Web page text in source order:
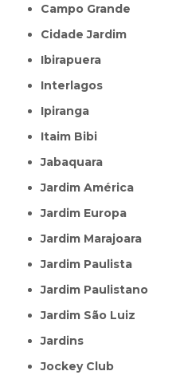
Campo Grande
Cidade Jardim
Ibirapuera
Interlagos
Ipiranga
Itaim Bibi
Jabaquara
Jardim América
Jardim Europa
Jardim Marajoara
Jardim Paulista
Jardim Paulistano
Jardim São Luiz
Jardins
Jockey Club